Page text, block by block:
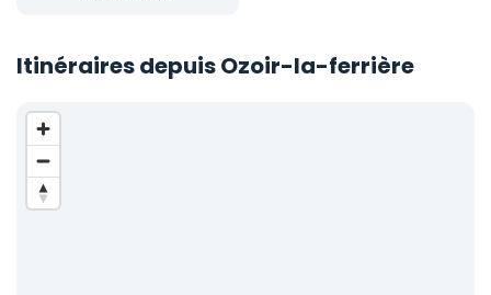
Itinéraires depuis Ozoir-la-ferrière